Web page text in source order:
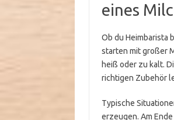
eines
Ob du Heimbarista
starten mit großer
heiß oder zu kalt.
richtigen Zubehör
Typische
erzeugen. Am